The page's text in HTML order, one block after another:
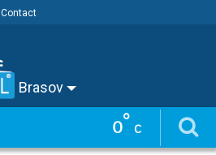
Contact
Brasov
0° C